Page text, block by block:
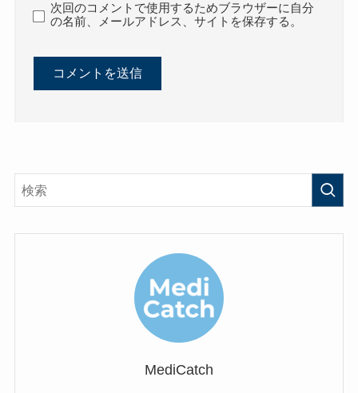
次回のコメントで使用するためブラウザーに自分
の名前、メールアドレス、サイトを保存する。
MediCatch